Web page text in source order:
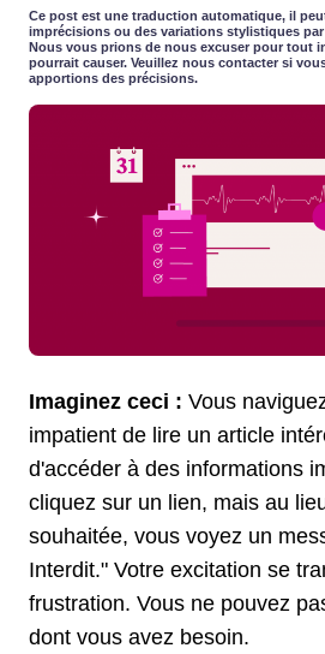
Ce post est une traduction automatique, il
imprécisions ou des variations stylistiques
Nous vous prions de nous excuser pour tout
pourrait causer. Veuillez nous contacter si
apportions des précisions.
Imaginez ceci : Vous
impatient de lire un article
d'accéder à des informations
cliquez sur un lien, mais au
souhaitée, vous voyez un
Interdit." Votre excitation se
frustration. Vous ne pouvez
dont vous avez besoin.